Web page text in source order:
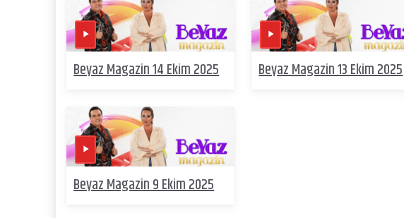
Beyaz Magazin 14 Ekim 2025 Beyaz Magazin 13 Ekim 2025
Beyaz Magazin 9 Ekim 2025